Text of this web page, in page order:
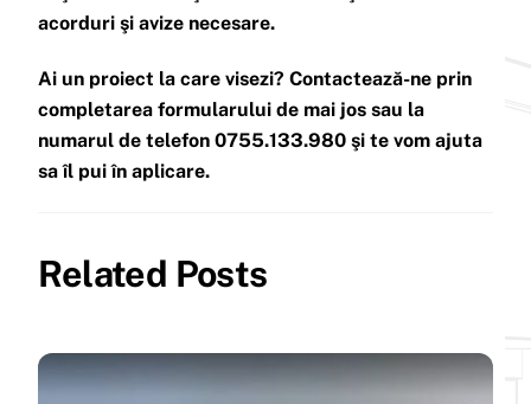
acorduri şi avize necesare.
Ai un proiect la care visezi? Contactează-ne prin
completarea formularului de mai jos sau la
numarul de telefon 0755.133.980 şi te vom ajuta
sa îl pui în aplicare.
Related Posts